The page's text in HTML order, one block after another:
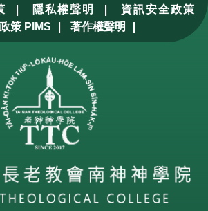
| 隱私權聲明 |
資訊安全政策
策 PIMS | 著作權聲明 |